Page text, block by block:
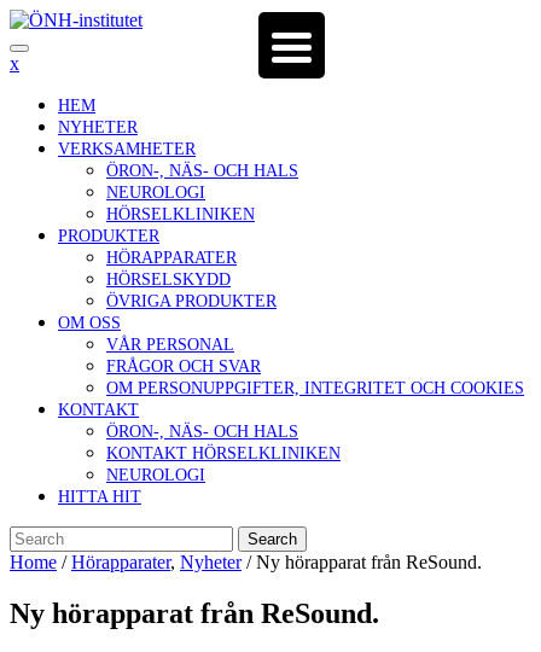
Skip
to
content
x
HEM
NYHETER
VERKSAMHETER
ÖRON-, NÄS- OCH HALS
NEUROLOGI
HÖRSELKLINIKEN
PRODUKTER
HÖRAPPARATER
HÖRSELSKYDD
ÖVRIGA PRODUKTER
OM OSS
VÅR PERSONAL
FRÅGOR OCH SVAR
OM PERSONUPPGIFTER, INTEGRITET OCH COOKIES
KONTAKT
ÖRON-, NÄS- OCH HALS
KONTAKT HÖRSELKLINIKEN
NEUROLOGI
HITTA HIT
Search
Home /Hörapparater, Nyheter/Ny hörapparat från ReSound.
Ny hörapparat från ReSound.